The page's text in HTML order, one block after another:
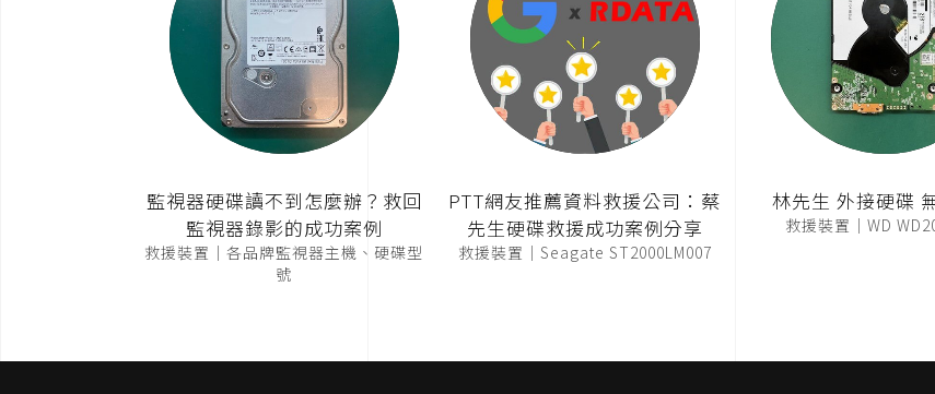
監視器硬碟讀不到怎麼辦？救回
監視器錄影的成功案例
救援裝置｜各品牌監視器主機、硬碟型
號
PTT網友推薦資料救援公司：蔡
先生硬碟救援成功案例分享
救援裝置｜Seagate ST2000LM007
林先生 外接硬碟
救援裝置｜WD